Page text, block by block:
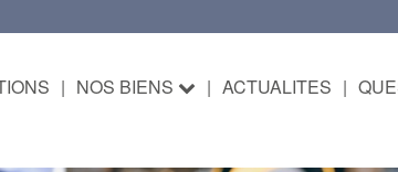
| NOS BIENS | ACTUALITES |